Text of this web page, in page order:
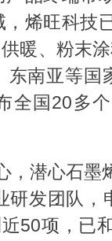
烯旺科技
暖、粉末
东南亚等国
全国20多
，潜心石墨
研发团队，
50项，已